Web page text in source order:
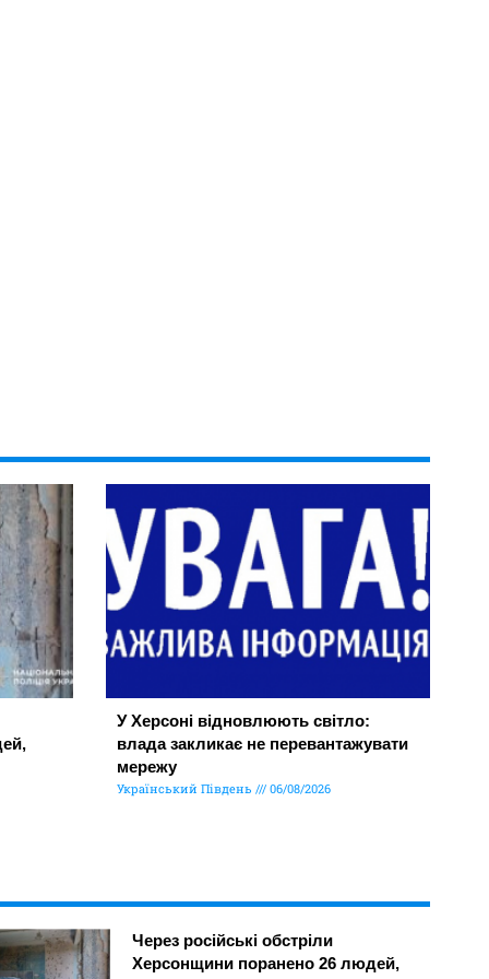
У Херсоні відновлюють світло:
влада закликає не перевантажувати
мережу
Український Південь 06/08/2026
Через російські обстріли
Херсонщини поранено 26 людей,